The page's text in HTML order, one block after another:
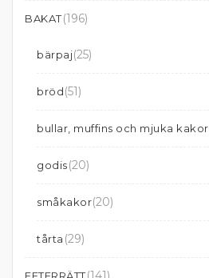
BAKAT(196)
bärpaj(25)
bröd(51)
bullar, muffins och mjuka kakor
godis(20)
småkakor(20)
tårta (29)